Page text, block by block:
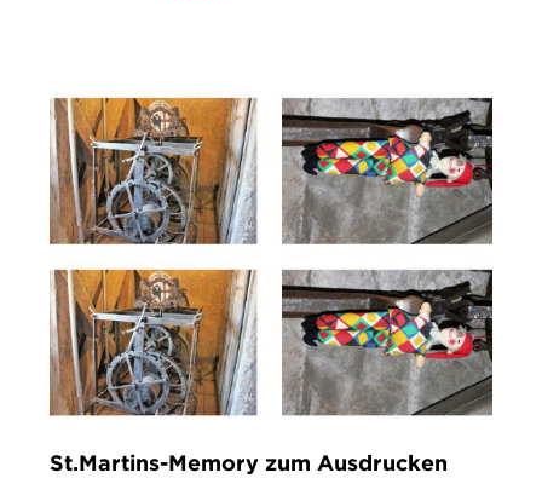
St.Martins-Memory zum Ausdrucken